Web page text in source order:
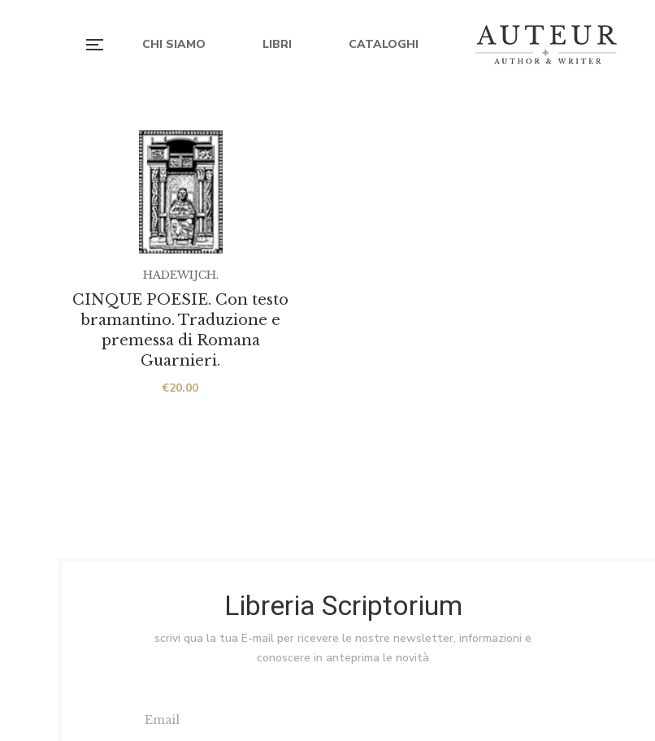
CHI SIAMO LIBRI CATALOGHI
CINQUE POESIE. Con testo
bramantino. Traduzione e
premessa di Romana
Guarnieri.
€20.00
HADEWIJCH.
Libreria Scriptorium
scrivi qua la tua E-mail per ricevere le nostre newsletter, informazioni e
conoscere in anteprima le novità